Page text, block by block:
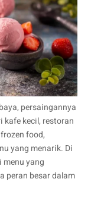
persaingannya
kecil, restoran
food,
yang menarik. Di
menu yang
peran besar dalam